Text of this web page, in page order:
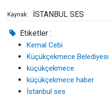
Kaynak: İSTANBUL SES
Etiketler :
Kemal Cebi
Küçükçekmece Belediyesi
küçükçekmece
küçükçekmece haber
İstanbul ses